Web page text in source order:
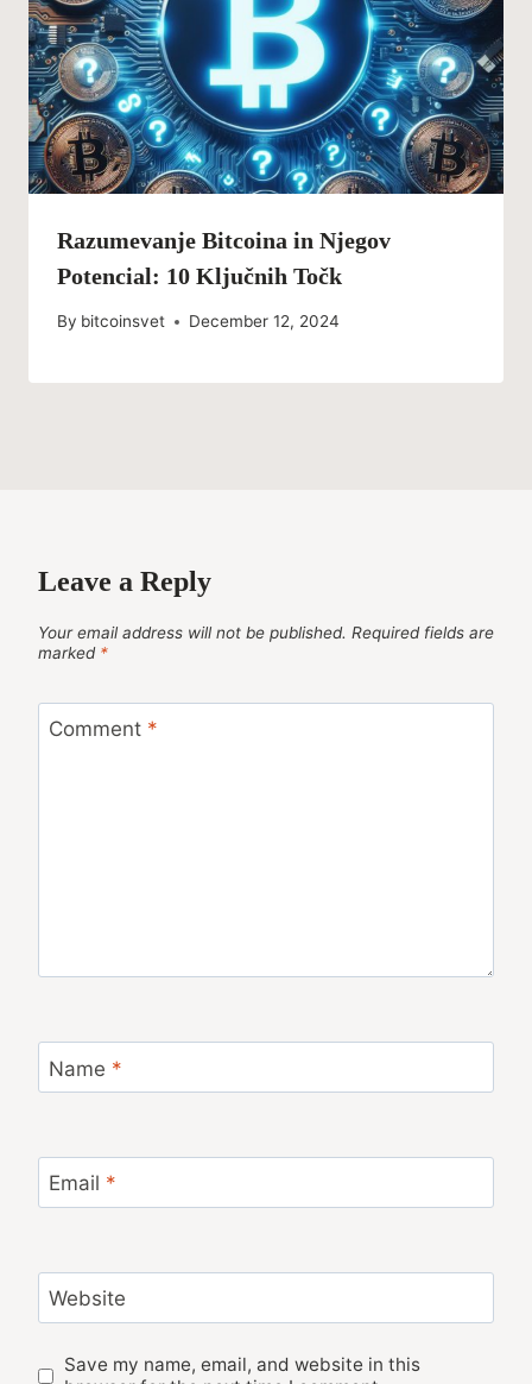
Razumevanje Bitcoina in Njegov
Potencial: 10 Ključnih Točk
By bitcoinsvet December 12, 2024
Leave a Reply
Your email address will not be published. Required fields are
marked *
Comment *
Name *
Email *
Website
Save my name, email, and website in this